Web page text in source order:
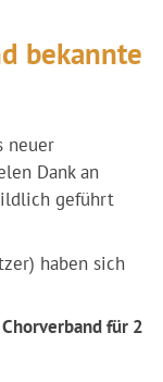
bekannte
neuer
Dank an
geführt
haben sich
für 2